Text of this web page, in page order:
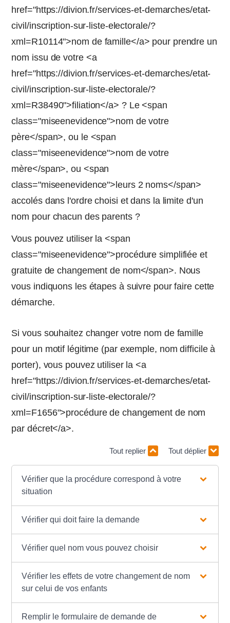
href="https://divion.fr/services-et-demarches/etat-
civil/inscription-sur-liste-electorale/?
xml=R10114">nom de famille</a> pour prendre un
nom issu de votre <a
href="https://divion.fr/services-et-demarches/etat-
civil/inscription-sur-liste-electorale/?
xml=R38490">filiation</a> ? Le <span
class="miseenevidence">nom de votre
père</span>, ou le <span
class="miseenevidence">nom de votre
mère</span>, ou <span
class="miseenevidence">leurs 2 noms</span>
accolés dans l'ordre choisi et dans la limite d'un
nom pour chacun des parents ?
Vous pouvez utiliser la <span
class="miseenevidence">procédure simplifiée et
gratuite de changement de nom</span>. Nous
vous indiquons les étapes à suivre pour faire cette
démarche.
Si vous souhaitez changer votre nom de famille
pour un motif légitime (par exemple, nom difficile à
porter), vous pouvez utiliser la <a
href="https://divion.fr/services-et-demarches/etat-
civil/inscription-sur-liste-electorale/?
xml=F1656">procédure de changement de nom
par décret</a>.
Tout replier Tout déplier
Vérifier que la procédure correspond à votre
situation
Vérifier qui doit faire la demande
Vérifier quel nom vous pouvez choisir
Vérifier les effets de votre changement de nom
sur celui de vos enfants
Remplir le formulaire de demande de